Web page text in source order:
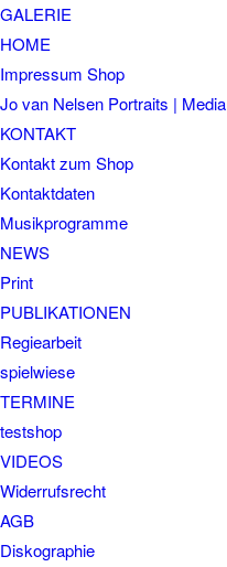
GALERIE
HOME
Impressum Shop
Jo van Nelsen Portraits | Media
KONTAKT
Kontakt zum Shop
Kontaktdaten
Musikprogramme
NEWS
Print
PUBLIKATIONEN
Regiearbeit
spielwiese
TERMINE
testshop
VIDEOS
Widerrufsrecht
AGB
Diskographie